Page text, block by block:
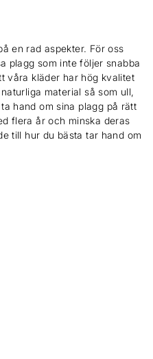
en rad aspekter. För oss
plagg som inte följer snabba
våra kläder har hög kvalitet
material så som ull,
hand om sina plagg på rätt
flera år och minska deras
till hur du bästa tar hand om